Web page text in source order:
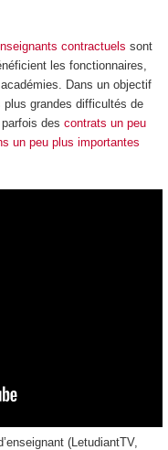
contractuels sont
les fonctionnaires,
Dans un objectif
grandes difficultés de
des contrats un peu
un peu plus importantes
(LetudiantTV,